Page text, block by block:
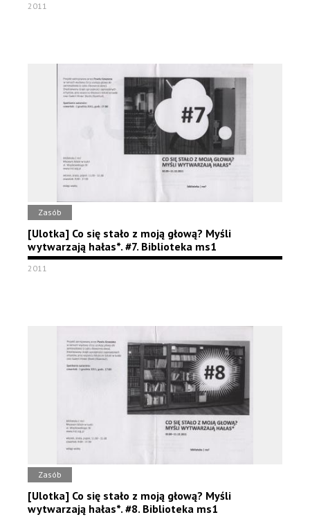
2011
Zasób
[Ulotka] Co się stało z moją głową? Myśli
wytwarzają hałas*. #7. Biblioteka ms1
2011
Zasób
[Ulotka] Co się stało z moją głową? Myśli
wytwarzają hałas*. #8. Biblioteka ms1